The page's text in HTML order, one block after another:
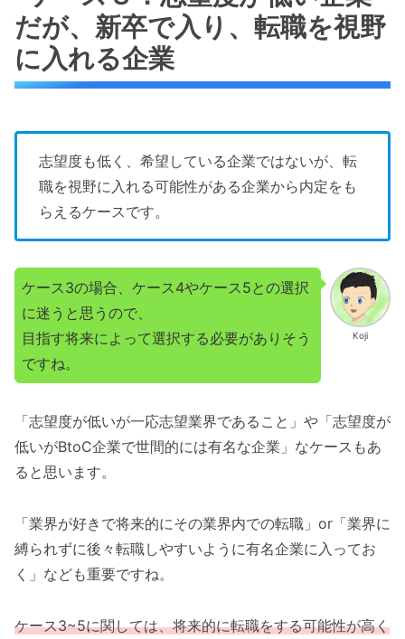
だが、新卒で入り、転職を視野
に入れる企業
志望度も低く、希望している企業ではないが、転
職を視野に入れる可能性がある企業から内定をも
らえるケースです。
Koji
ケース3の場合、ケース4やケース5との選択
に迷うと思うので、
目指す将来によって選択する必要がありそう
ですね。
「志望度が低いが一応志望業界であること」や「志望度が
低いがBtoC企業で世間的には有名な企業」なケースもあ
ると思います。
「業界が好きで将来的にその業界内での転職」or「業界に
縛られずに後々転職しやすいように有名企業に入ってお
く」なども重要ですね。
ケース3~5に関しては、将来的に転職をする可能性が高く